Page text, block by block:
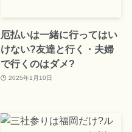
厄払いは一緒に行ってはい
けない?友達と行く・夫婦
で行くのはダメ?
2025年1月10日